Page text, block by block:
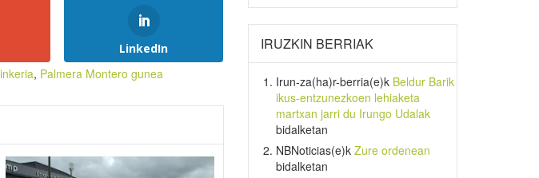
LinkedIn
, Palmera Montero gunea
IRUZKIN BERRIAK
Irun-za(ha)r-berria(e)k Beldur Barik
ikus-entzunezkoen lehiaketa
martxan jarri du Irungo Udalak
bidalketan
NBNoticias(e)k Zure ordenean
bidalketan